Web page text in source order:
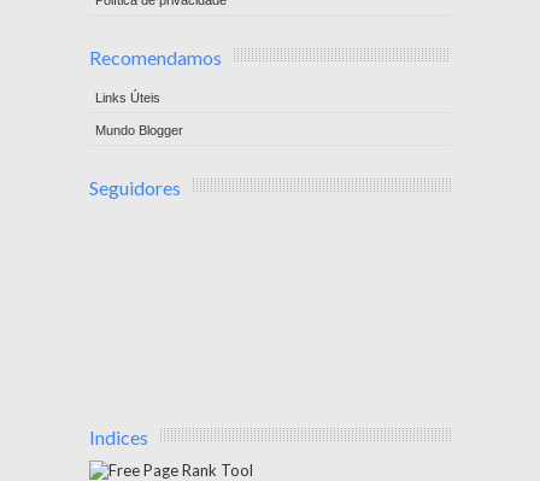
Recomendamos
Links Úteis
Mundo Blogger
Seguidores
Indices